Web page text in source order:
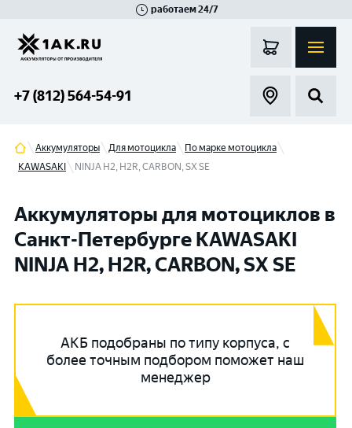
работаем 24/7
+7 (812) 564-54-91
Аккумуляторы Для мотоцикла
По марке мотоцикла
KAWASAKI
NINJA H2, H2R, CARBON, SX SE
Аккумуляторы для мотоциклов в
Санкт-Петербурге KAWASAKI
NINJA H2, H2R, CARBON, SX SE
АКБ подобраны по типу корпуса, с
более точным подбором поможет наш
менеджер
Гатчина